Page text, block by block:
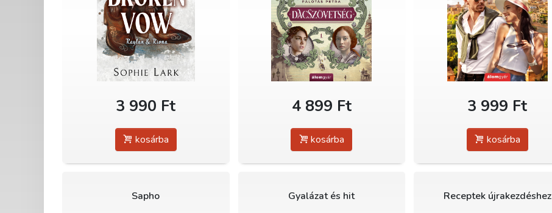
3 990 Ft
kosárba
4 899 Ft
kosárba
3 999 Ft
kosárba
Sapho Gyalázat és hit Receptek újrakezdéshez